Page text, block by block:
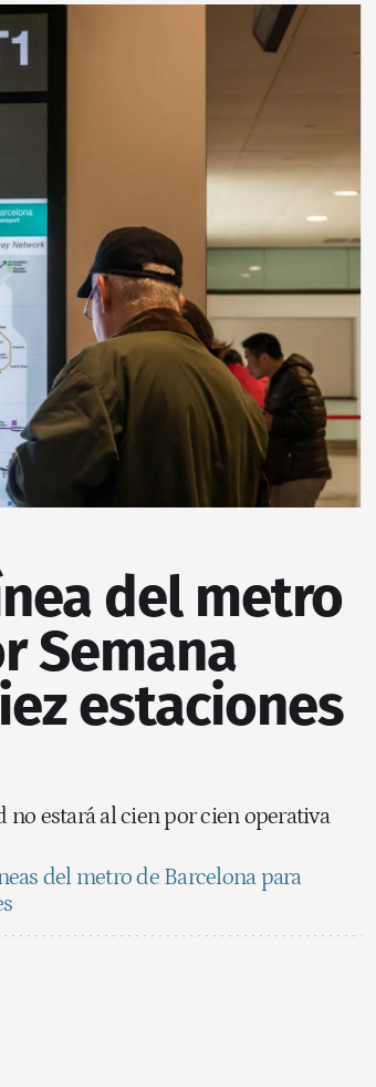
del metro
Semana
estaciones
no estará al cien por cien operativa
del metro de Barcelona para